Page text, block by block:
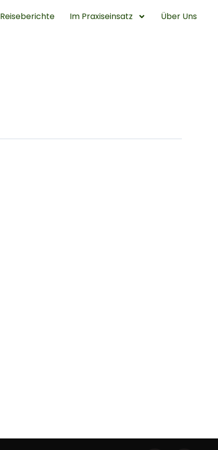
Reiseberichte Im Praxiseinsatz Über Uns